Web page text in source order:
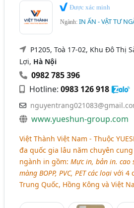
Được xác minh
Ngành:IN ẤN - VẬT TƯ
P1205, Toà 17-02, Khu Đô Thị
Lợi, Hà Nội
0982 785 396
Hotline:0983 126 918
www.yueshun-group.com
Việt Thành Việt Nam - Thuộc
đa quốc gia lâu năm chuyên
ngành in gồm:Mực in, bản in. cao
màng BOPP, PVC, PET các loại với 4
Trung Quốc, Hồng Kông và Việt